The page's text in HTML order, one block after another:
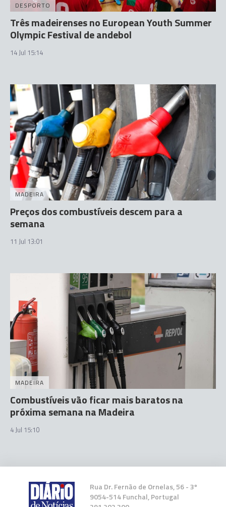
DESPORTO
Três madeirenses no European Youth Summer
Olympic Festival de andebol
14 Jul 15:14
MADEIRA
Preços dos combustíveis descem para a
semana
11 Jul 13:01
MADEIRA
Combustíveis vão ficar mais baratos na
próxima semana na Madeira
4 Jul 15:10
Rua Dr. Fernão de Ornelas, 56 - 3º
9054-514 Funchal, Portugal